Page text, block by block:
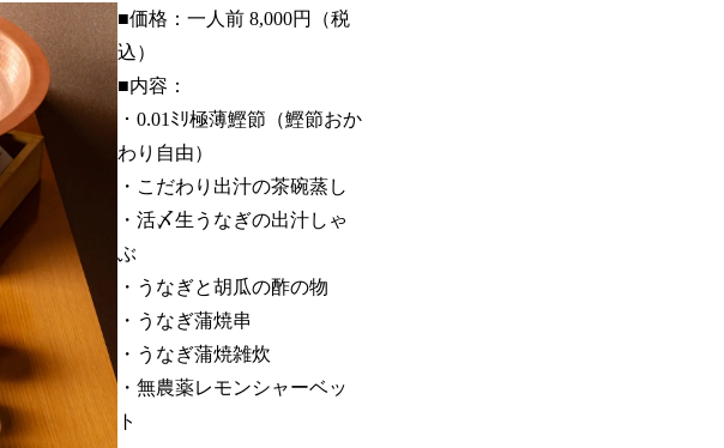
■価格：⼀⼈前 8,000円（税
込）
■内容：
・0.01ﾐﾘ極薄鰹節（鰹節おか
わり自由）
・こだわり出汁の茶碗蒸し
・活〆生うなぎの出汁しゃ
ぶ
・うなぎと胡瓜の酢の物
・うなぎ蒲焼串
・うなぎ蒲焼雑炊
・無農薬レモンシャーベッ
ト